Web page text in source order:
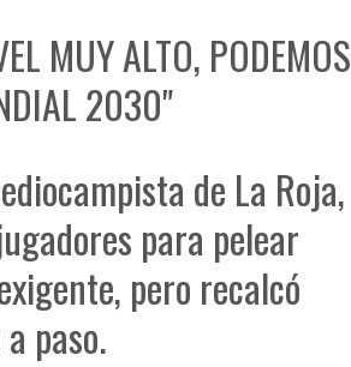
MUY ALTO, PODEMOS
2030"
de La Roja,
para pelear
pero recalcó
paso.